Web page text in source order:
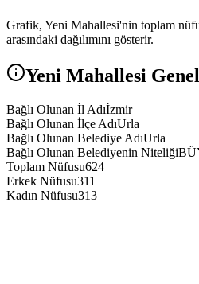
Grafik, Yeni Mahallesi'nin toplam
arasındaki dağılımını gösterir.
Yeni Mahallesi
Bağlı Olunan İl Adıİzmir
Bağlı Olunan İlçe AdıUrla
Bağlı Olunan Belediye AdıUrla
Bağlı Olunan Belediyenin Niteliği
Toplam Nüfusu624
Erkek Nüfusu311
Kadın Nüfusu313